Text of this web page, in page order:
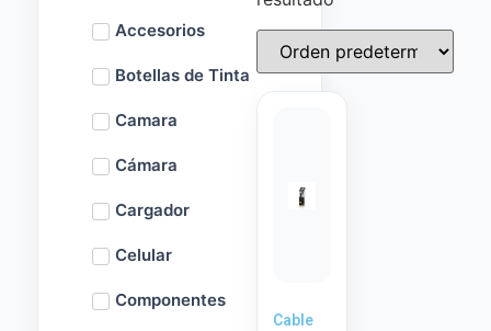
Accesorios
Botellas de Tinta
Camara
Cámara
Cargador
Celular
Componentes
Cable